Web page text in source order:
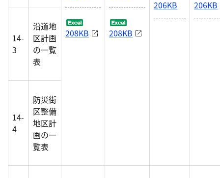
208KB 208KB
206KB 206KB
14-
3
沿道地
区計画
の一覧
表
14-
4
防災街
区整備
地区計
画の一
覧表